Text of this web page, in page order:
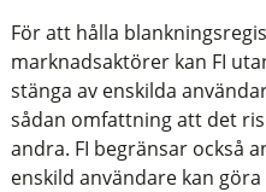
För att hålla
marknadsaktörer kan FI
stänga av enskilda
sådan omfattning att det
andra. FI begränsar också
enskild användare kan